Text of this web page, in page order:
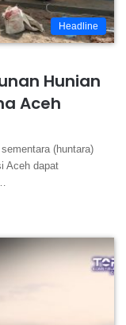
Headline
Hunian
Aceh
(huntara)
Aceh dapat